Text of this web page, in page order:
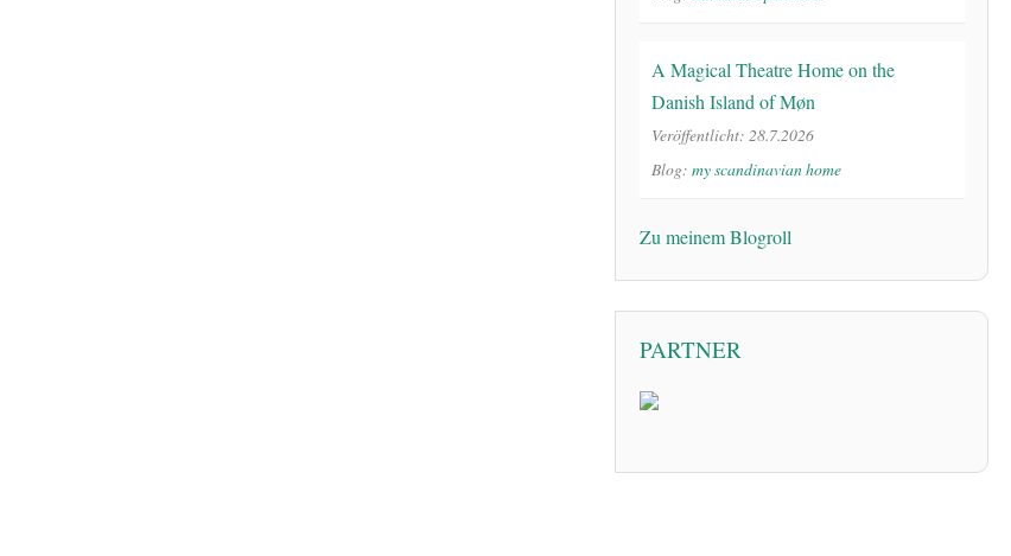
A Magical Theatre Home on the
Danish Island of Møn
Veröffentlicht: 28.7.2026
Blog: my scandinavian home
Zu meinem Blogroll
PARTNER